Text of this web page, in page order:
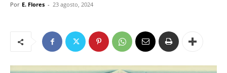
Por E. Flores - 23 agosto, 2024